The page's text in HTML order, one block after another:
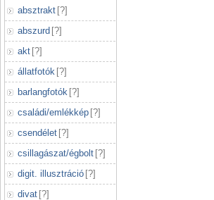
absztrakt [?]
abszurd [?]
akt [?]
állatfotók [?]
barlangfotók [?]
családi/emlékkép [?]
csendélet [?]
csillagászat/égbolt [?]
digit. illusztráció [?]
divat [?]